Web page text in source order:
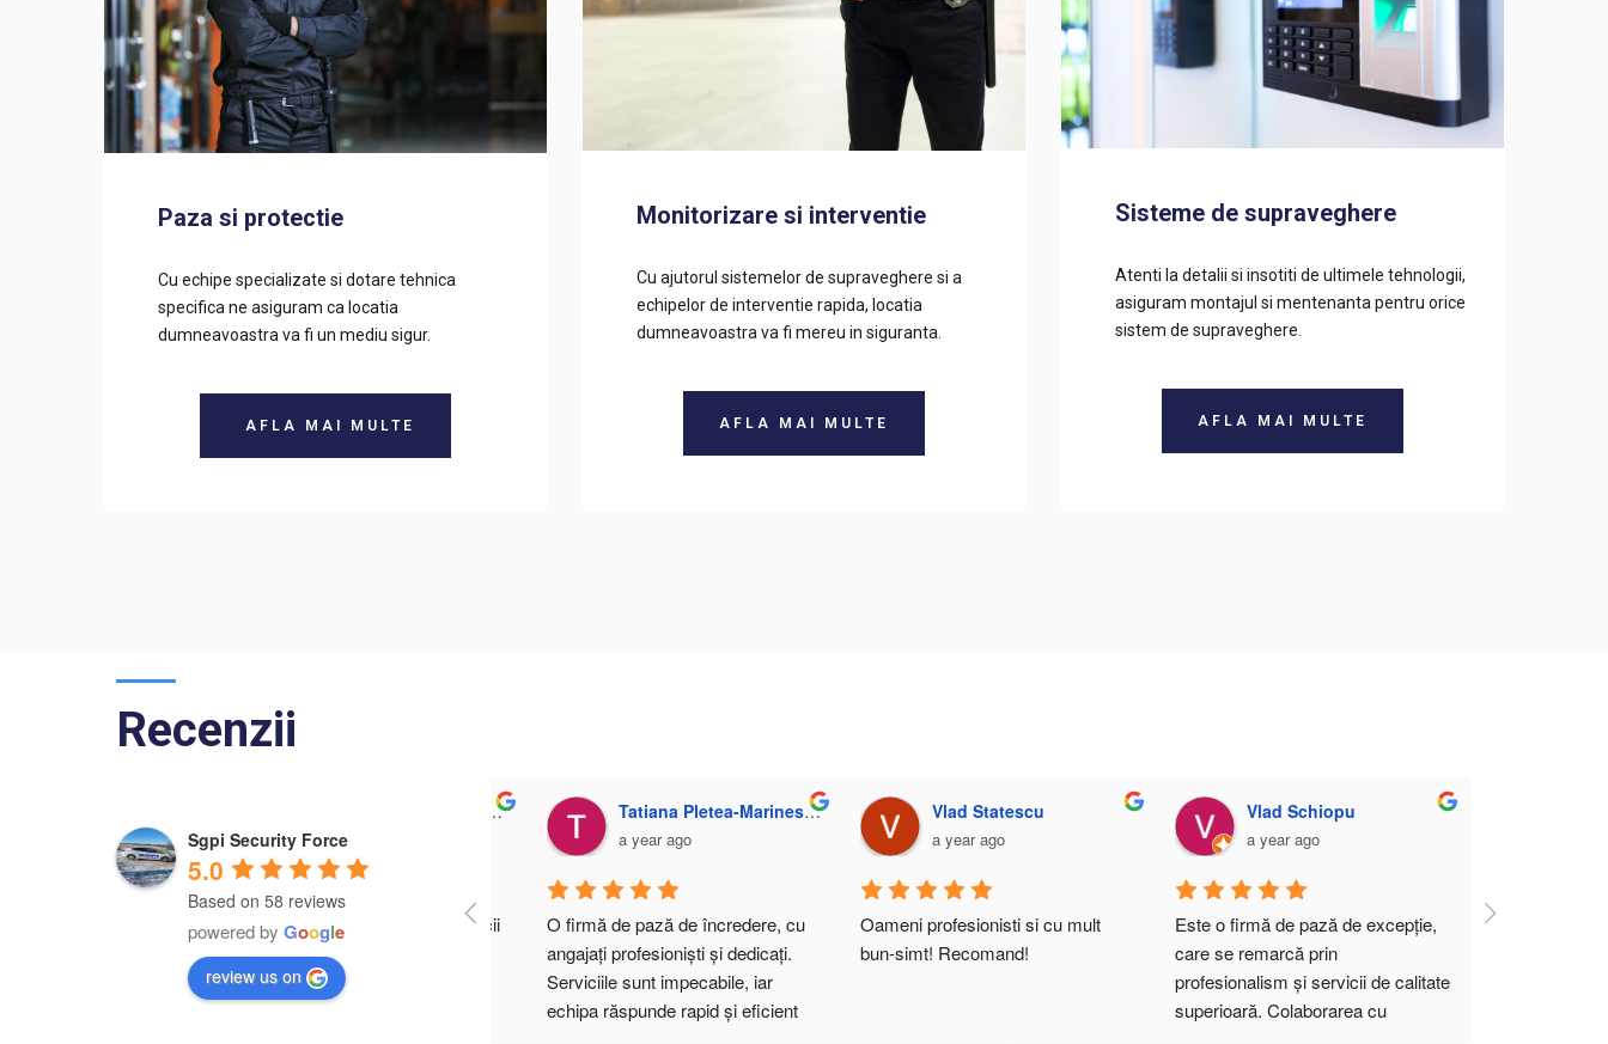
Paza si protectie
Cu echipe specializate si dotare tehnica
specifica ne asiguram ca locatia
dumneavoastra va fi un mediu sigur.
AFLA MAI MULTE
Monitorizare si interventie
Cu ajutorul sistemelor de supraveghere si a
echipelor de interventie rapida, locatia
dumneavoastra va fi mereu in siguranta.
AFLA MAI MULTE
Sisteme de supraveghere
Atenti la detalii si insotiti de ultimele tehnologii,
asiguram montajul si mentenanta pentru orice
sistem de supraveghere.
AFLA MAI MULTE
Recenzii
Sgpi Security Force
5.0
Based on 58 reviews
powered by Google
review us on
a year ago
Marian Dinu
a year ago
MARIAN Paun
a year ago
Andrei1009
a year ago
Cea mai buna firma de paza cu
care am colaborat pana acum.
Recomand cu incredere!